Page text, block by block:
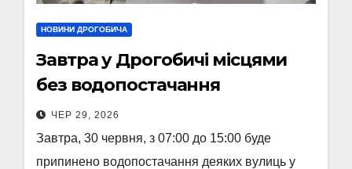
НОВИНИ ДРОГОБИЧА
Завтра у Дрогобичі місцями
без водопостачання
ЧЕР 29, 2026
Завтра, 30 червня, з 07:00 до 15:00 буде
припинено водопостачання деяких вулиць у